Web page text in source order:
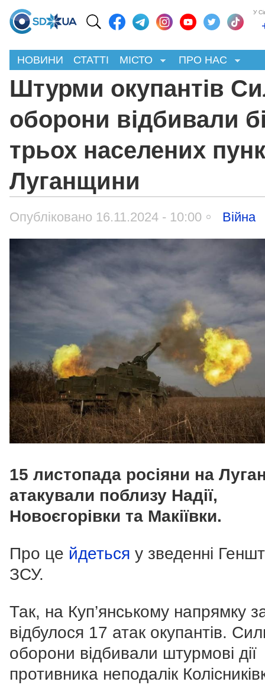
У
НОВИНИ СТАТТІ МІСТО ПРО НАС
Штурми окупантів
оборони відбивали
трьох населених
Луганщини
Опубліковано 16.11.2024 - 10:00 Війна
15 листопада росіяни на
атакували поблизу Надії,
Новоєгорівки та Макіївки.
Про це йдеться у зведенні
ЗСУ.
Так, на Куп’янському напрямку
відбулося 17 атак окупантів.
оборони відбивали штурмові дії
противника неподалік